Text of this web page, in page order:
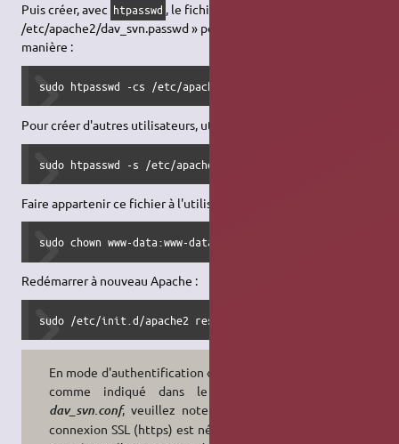
Puis créer, avec htpasswd , le fichier «
/etc/apache2/dav_svn.passwd » pour un utilisateur, de cette
manière :
sudo htpasswd -cs /etc/apache2/dav_svn.passwd
Pour créer d'autres utilisateurs, utiliser la commande :
sudo htpasswd -s /etc/apache2/dav_svn.passwd utilisateur
Faire appartenir ce fichier à l'utilisateur d'Apache :
sudo chown www-data:www-data /etc/apache2/dav_svn.passwd
Redémarrer à nouveau Apache :
sudo /etc/init.d/apache2 restart
En mode d'authentification « Basic »,
comme indiqué dans le fichier
dav_svn.conf, veuillez noter qu'une
connexion SSL (https) est nécessaire